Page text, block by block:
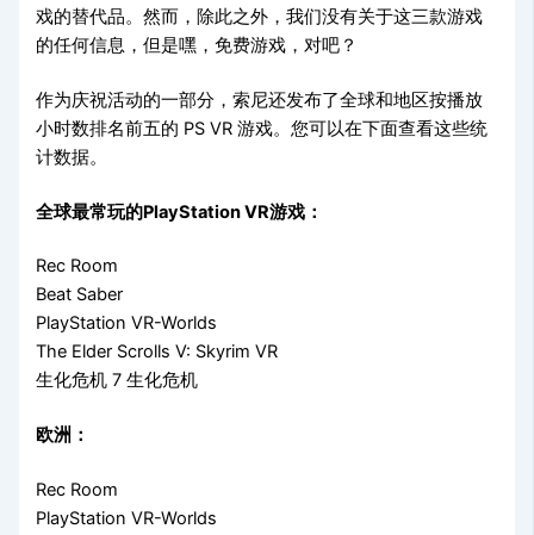
戏的替代品。然而，除此之外，我们没有关于这三款游戏
的任何信息，但是嘿，免费游戏，对吧？
作为庆祝活动的一部分，索尼还发布了全球和地区按播放
小时数排名前五的 PS VR 游戏。您可以在下面查看这些统
计数据。
全球最常玩的PlayStation VR游戏：
Rec Room
Beat Saber
PlayStation VR-Worlds
The Elder Scrolls V: Skyrim VR
生化危机 7 生化危机
欧洲：
Rec Room
PlayStation VR-Worlds